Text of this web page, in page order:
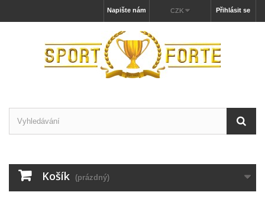
Přihlásit se
CZK
Napište nám
Košík (prázdný)